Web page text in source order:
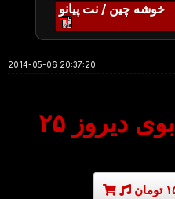
خوشه چین / نت پیانو
2014-05-06 20:37:20
بوی دیروز ۲۵